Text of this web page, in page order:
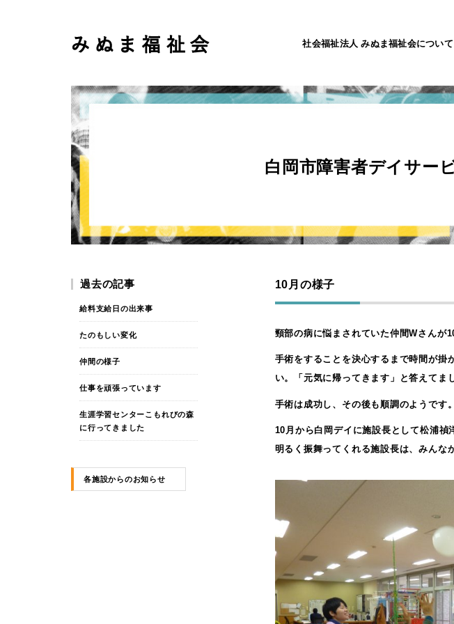
社会福祉法人 みぬま福祉会について
白岡市障害者デイサー
過去の記事
給料支給日の出来事
たのもしい変化
仲間の様子
仕事を頑張っています
生涯学習センターこもれびの森
に行ってきました
各施設からのお知らせ
10月の様子
頸部の病に悩まされていた仲間Wさんが
手術をすることを決心するまで時間が掛
い。「元気に帰ってきます」と答えてま
手術は成功し、その後も順調のようです
10月から白岡デイに施設長として松浦
明るく振舞ってくれる施設長は、みんな